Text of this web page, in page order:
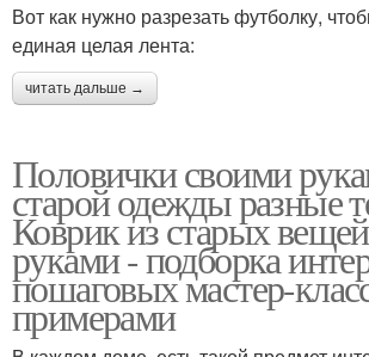
Вот как нужно разрезать футболку,
единая целая лента:
читать дальше →
Половички своими
старой одежды разные
Коврик из старых
руками - подборка
пошаговых мастер-
примерами